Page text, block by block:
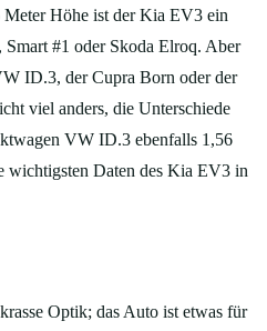
Höhe ist der Kia EV3 ein
#1 oder Skoda Elroq. Aber
ID.3, der Cupra Born oder der
viel anders, die Unterschiede
VW ID.3 ebenfalls 1,56
wichtigsten Daten des Kia EV3 in
Optik; das Auto ist etwas für